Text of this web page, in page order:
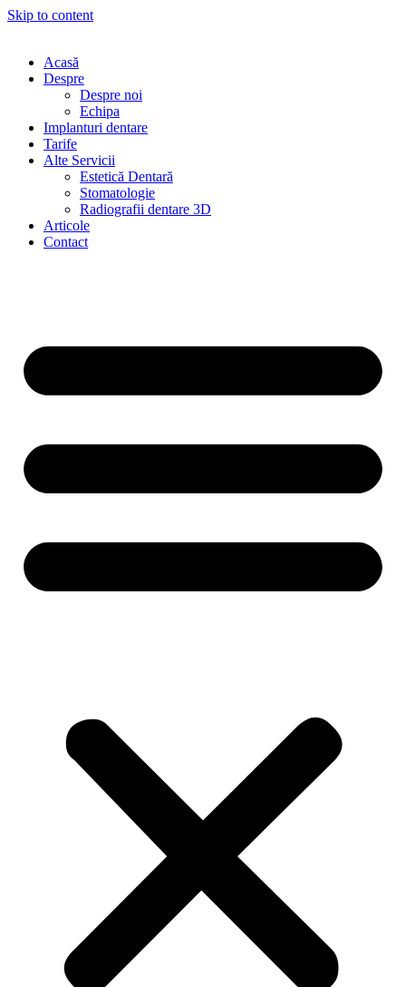
Skip to content
Acasă
Despre
Despre noi
Echipa
Implanturi dentare
Tarife
Alte Servicii
Estetică Dentară
Stomatologie
Radiografii dentare 3D
Articole
Contact